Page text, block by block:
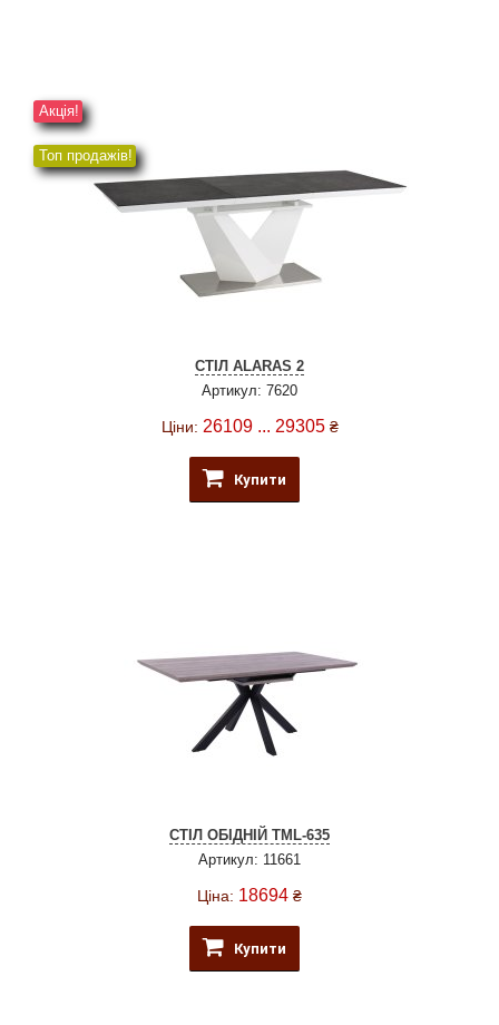
Топ продажів!
Акція!
СТІЛ ALARAS 2
Артикул: 7620
Ціни: 26109 ... 29305 ₴
Купити
СТІЛ ОБІДНІЙ TML-635
Артикул: 11661
Ціна: 18694 ₴
Купити